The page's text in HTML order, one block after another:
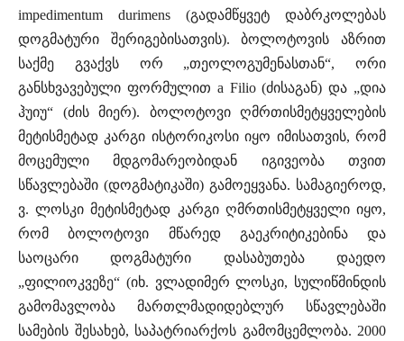
impedimentum durimens (გადამწყვეტ დაბრკოლებას
დოგმატური შერიგებისათვის). ბოლოტოვის აზრით
საქმე გვაქვს ორ „თეოლოგუმენასთან“, ორი
განსხვავებული ფორმულით a Filio (ძისაგან) და „დია
ჰუიუ“ (ძის მიერ). ბოლოტოვი ღმრთისმეტყველების
მეტისმეტად კარგი ისტორიკოსი იყო იმისათვის, რომ
მოცემული მდგომარეობიდან იგივეობა თვით
სწავლებაში (დოგმატიკაში) გამოეყვანა. სამაგიეროდ,
ვ. ლოსკი მეტისმეტად კარგი ღმრთისმეტყველი იყო,
რომ ბოლოტოვი მწარედ გაეკრიტიკებინა და
საოცარი დოგმატური დასაბუთება დაედო
„ფილიოკვეზე“ (იხ. ვლადიმერ ლოსკი, სულიწმინდის
გამომავლობა მართლმადიდებლურ სწავლებაში
სამების შესახებ, საპატრიარქოს გამომცემლობა. 2000